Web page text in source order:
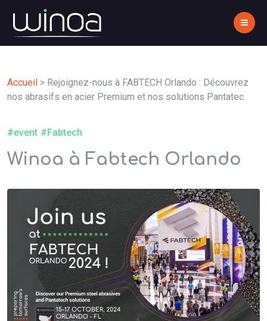
Accueil > Rejoignez-nous à FABTECH Orlando : Découvrez
nos abrasifs en acier Premium et nos solutions Pantatec
#event #Fabtech
Winoa à Fabtech Orlando